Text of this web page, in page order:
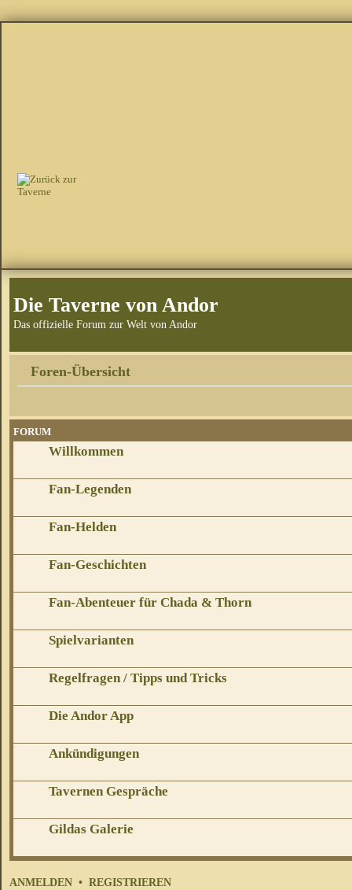
Die Taverne von Andor
Das offizielle Forum zur Welt von Andor
Foren-Übersicht
FORUM
Willkommen
Fan-Legenden
Fan-Helden
Fan-Geschichten
Fan-Abenteuer für Chada & Thorn
Spielvarianten
Regelfragen / Tipps und Tricks
Die Andor App
Ankündigungen
Tavernen Gespräche
Gildas Galerie
ANMELDEN • REGISTRIEREN